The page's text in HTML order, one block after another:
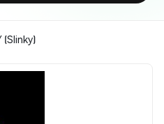
(Slinky)